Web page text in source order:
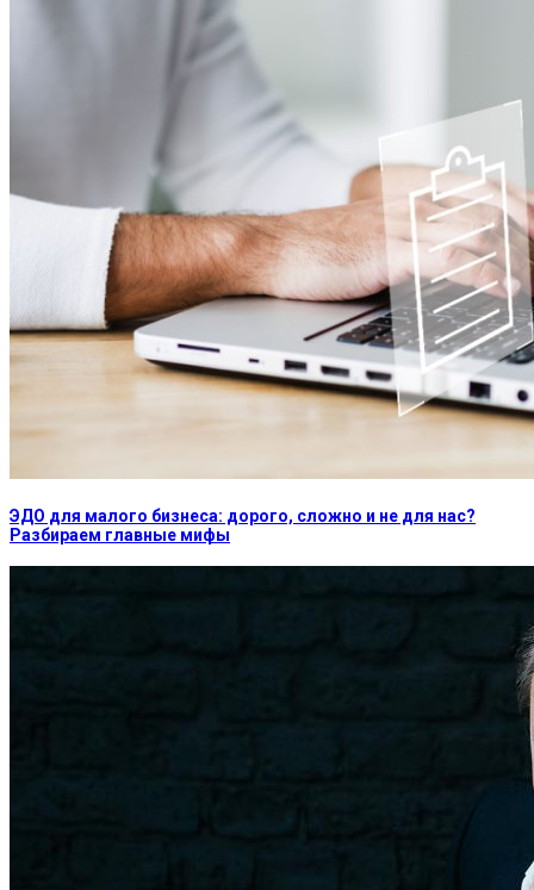
ЭДО для малого бизнеса: дорого, сложно и не для нас?
Разбираем главные мифы